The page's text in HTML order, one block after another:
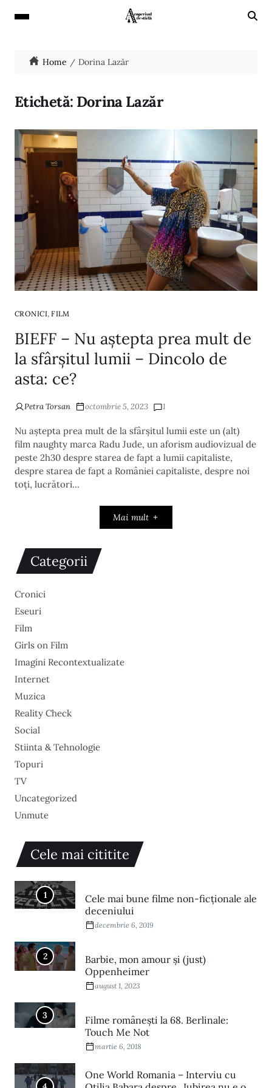
Home Dorina Lazăr
Etichetă: Dorina Lazăr
CRONICI,FILM
BIEFF – Nu aștepta prea mult de
la sfârșitul lumii – Dincolo de
asta: ce?
Petra Torsan octombrie 5, 2023 1
Nu aștepta prea mult de la sfârșitul lumii este un (alt)
film naughty marca Radu Jude, un aforism audiovizual de
peste 2h30 despre starea de fapt a lumii capitaliste,
despre starea de fapt a României capitaliste, despre noi
toți, lucrători…
Mai mult
Categorii
Cronici
Eseuri
Film
Girls on Film
Imagini Recontextualizate
Internet
Muzica
Reality Check
Social
Stiinta & Tehnologie
Topuri
TV
Uncategorized
Unmute
Cele mai cititite
1
Cele mai bune filme non-ficționale ale
deceniului
decembrie 6, 2019
2
Barbie, mon amour și (just)
Oppenheimer
august 1, 2023
3
Filme româneşti la 68. Berlinale:
Touch Me Not
martie 6, 2018
One World Romania – Interviu cu